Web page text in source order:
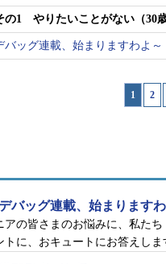
の1 やりたいことがない（30歳
バッグ連載、始まりますわよ～
1 2
バッグ連載、始まります
アの皆さまのお悩みに、私た
トに、おキュートにお答えしま